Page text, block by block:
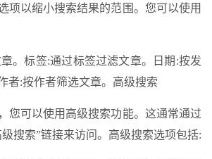
项以缩小搜索结果的范围。您可以使用
。标签:通过标签过滤文章。日期:按发
者:按作者筛选文章。高级搜索
您可以使用高级搜索功能。这通常通过
搜索”链接来访问。高级搜索选项包括: